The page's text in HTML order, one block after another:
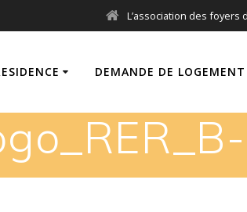
L’association des foyers
DEMANDE DE LOGEMENT